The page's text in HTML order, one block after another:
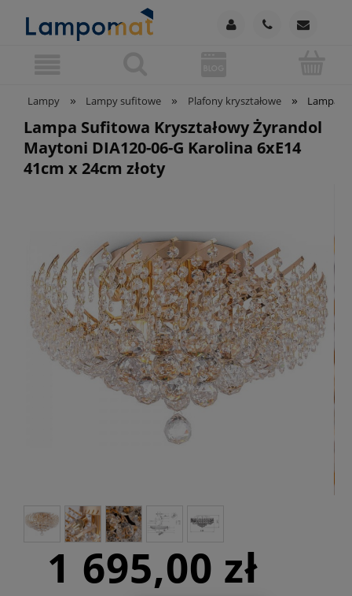
Lampy » Lampy sufitowe » Plafony kryształowe » Lampa
Lampa Sufitowa Kryształowy Żyrandol
Maytoni DIA120-06-G Karolina 6xE14
41cm x 24cm złoty
1 695,00 zł